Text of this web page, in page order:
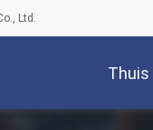
Ltd.
Thuis